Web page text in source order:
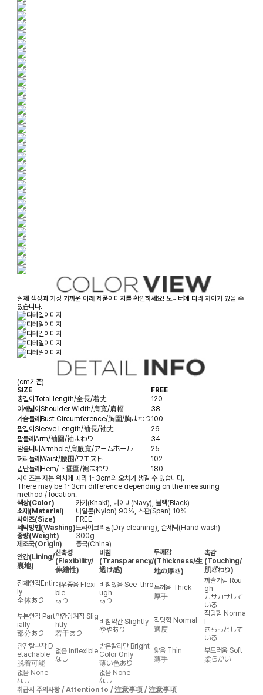
실제 색상과 가장 가까운 아래 제품이미지를 확인하세요! 모니터에 따라 차이가 있을 수
있습니다.
(cm기준)
SIZE
FREE
총길이Total length/全長/着丈
120
어깨넓이Shoulder Width/肩寬/肩幅
38
가슴둘레Bust Circumference/胸圍/胸まわり100
팔길이Sleeve Length/袖長/袖丈
26
팔둘레Arm/袖圍/袖まわり
34
암홀너비Armhole/肩腋寬/アームホール
25
허리둘레Waist/腰围/ウエスト
102
밑단둘레Hem/下擺圍/裾まわり
180
사이즈는 재는 위치에 따라 1~3cm의 오차가 생길 수 있습니다.
There may be 1~3cm difference depending on the measuring
method / location.
색상(Color)
카키(Khaki), 네이비(Navy), 블랙(Black)
소재(Material)
나일론(Nylon) 90%, 스판(Span) 10%
사이즈(Size)
FREE
세탁방법(Washing)드라이크리닝(Dry cleaning), 손세탁(Hand wash)
중량(Weight)
300g
제조국(Origin)
중국(China)
안감(Lining/
裏地)
신축성
(Flexibility/
伸縮性)
비침
(Transparency/
透け感)
두께감
(Thickness/生
地の厚さ)
촉감
(Touching/
肌ざわり)
전체안감Entir
ly
全体あり
매우좋음 Flexi
ble
あり
비침있음 See-thro
ugh
あり
두꺼움 Thick
厚手
까슬거림 Rou
gh
カサカサして
いる
부분안감 Part
ially
部分あり
약간당겨짐 Slig
htly
若干あり
비침약간 Slightly
ややあり
적당함 Normal
適度
적당함 Norma
l
さらっとして
いる
안감탈부착 D
etachable
脱着可能
없음 Inflexible
なし
밝은칼라만 Bright
Color Only
薄い色あり
얇음 Thin
薄手
부드러움 Soft
柔らかい
없음 None
なし
없음 None
なし
취급시 주의사항 / Attention to / 注意事项 / 注意事項